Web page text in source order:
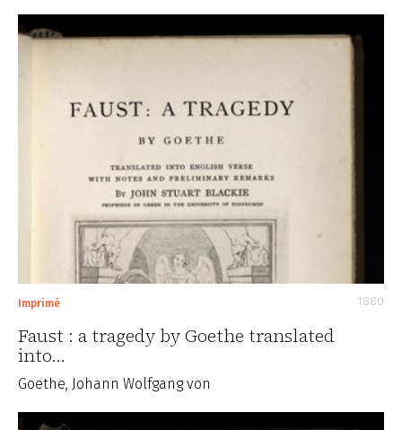
Imprimé 1880
Faust : a tragedy by Goethe translated
into…
Goethe, Johann Wolfgang von